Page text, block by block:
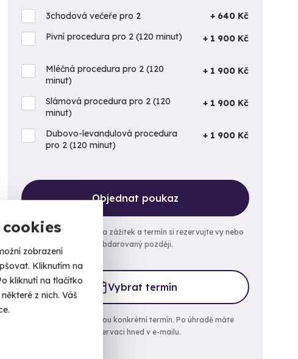
zobrazení
Kliknutím na
kliknutí na tlačítko
z nich. Váš
3chodová večeře pro 2
+ 640 Kč
Pivní procedura pro 2 (120 minut)
+ 1 900 Kč
Mléčná procedura pro 2 (120
minut)
+ 1 900 Kč
Slámová procedura pro 2 (120
minut)
+ 1 900 Kč
Dubovo-levandulová procedura
pro 2 (120 minut)
+ 1 900 Kč
Objednat poukaz
Objednejte poukaz na zážitek a termín si rezervujte vy nebo
obdarovaný později.
Vybrat termín
Objednejte si rovnou konkrétní termín. Po úhradě máte
rezervaci hned v e-mailu.